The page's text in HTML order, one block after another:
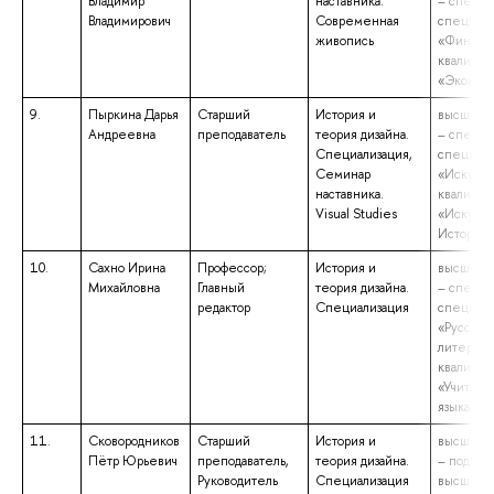
Владимирович
Современная
живопись
9.
Пыркина Дарья
Андреевна
Старший
преподаватель
История и
теория дизайна.
Специализация,
Семинар
наставника.
Visual Studies
высшее
–
Историк
10.
Сахно Ирина
Михайловна
Профессор;
Главный
редактор
История и
теория дизайна.
Специализация
высшее
–
«Учитель
языка и
11.
Сковородников
Пётр Юрьевич
Старший
преподаватель,
Руководитель
История и
теория дизайна.
Специализация
высшее
–
высшей